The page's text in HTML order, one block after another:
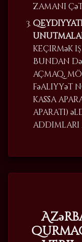
zamanı
keçirmək
Bundan
açmaq,
fəaliyyət
kassa
aparatı)
addımları